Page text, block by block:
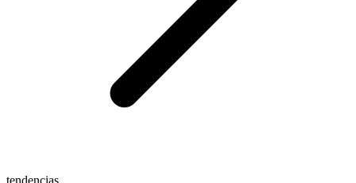
tendencias